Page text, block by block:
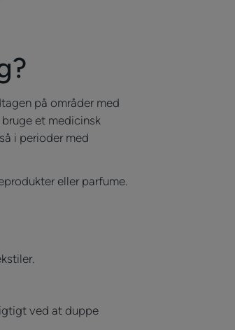
på områder med
et medicinsk
i perioder med
eller parfume.
ved at duppe